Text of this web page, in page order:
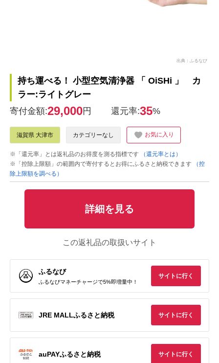
出典：ふるなび
持ち運べる！ 小型空気清浄器 「 OiSHi 」 カ
ラー:ライトグレー
寄付金額:29,000円 還元率:35%
滋賀県 大津市 カテゴリーなし お気に入り
※「還元率」とは返礼品のお得度を測る指標です
（還元率とは）
※「控除上限額」の範囲内で寄付するとお得にふるさと納税できます
（控
除上限額を調べる）
詳細を見る
この返礼品の取扱いサイト
ふるなび
ふるなびマネーチャージで5%即増量中！
サイトに行く
JRE MALLふるさと納税 サイトに行く
auPAYふるさと納税 サイトに行く